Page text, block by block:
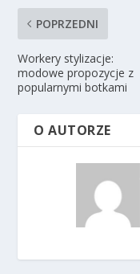
POPRZEDNI
Workery stylizacje:
modowe propozycje z
popularnymi botkami
O AUTORZE